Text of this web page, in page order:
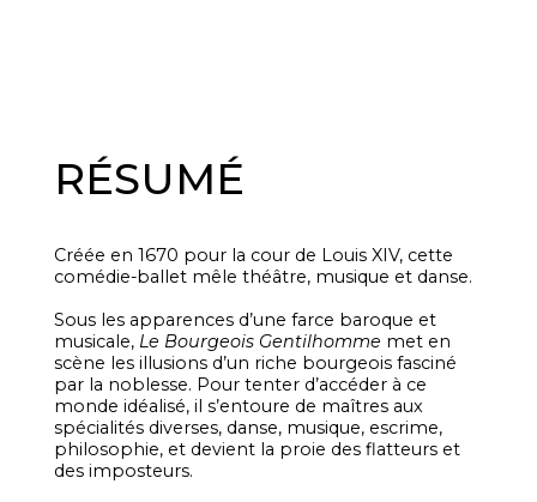
RÉSUMÉ
Créée en 1670 pour la cour de Louis XIV, cette
comédie-ballet mêle théâtre, musique et danse.
Sous les apparences d’une farce baroque et
musicale, Le Bourgeois Gentilhomme met en
scène les illusions d’un riche bourgeois fasciné
par la noblesse. Pour tenter d’accéder à ce
monde idéalisé, il s’entoure de maîtres aux
spécialités diverses, danse, musique, escrime,
philosophie, et devient la proie des flatteurs et
des imposteurs.